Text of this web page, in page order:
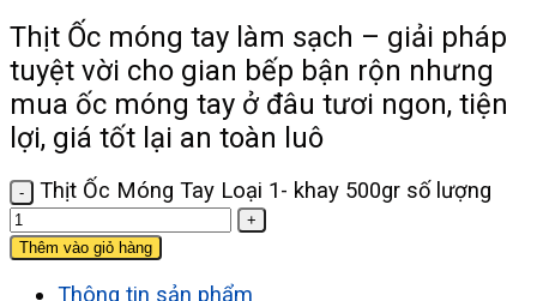
Thịt Ốc móng tay làm sạch – giải pháp
tuyệt vời cho gian bếp bận rộn nhưng
mua ốc móng tay ở đâu tươi ngon, tiện
lợi, giá tốt lại an toàn luô
Thịt Ốc Móng Tay Loại 1- khay 500gr số lượng
Thêm vào giỏ hàng
Thông tin sản phẩm